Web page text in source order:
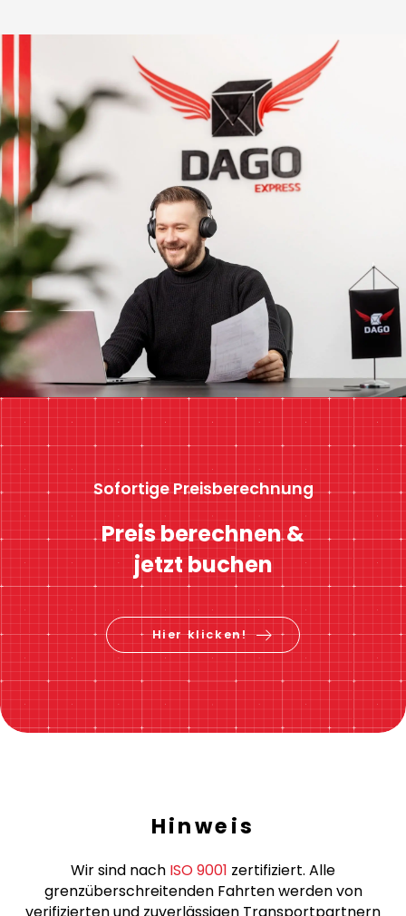
Sofortige Preisberechnung
Preis berechnen &
jetzt buchen
Hier klicken!
Hinweis
Wir sind nach ISO 9001 zertifiziert. Alle
grenzüberschreitenden Fahrten werden von